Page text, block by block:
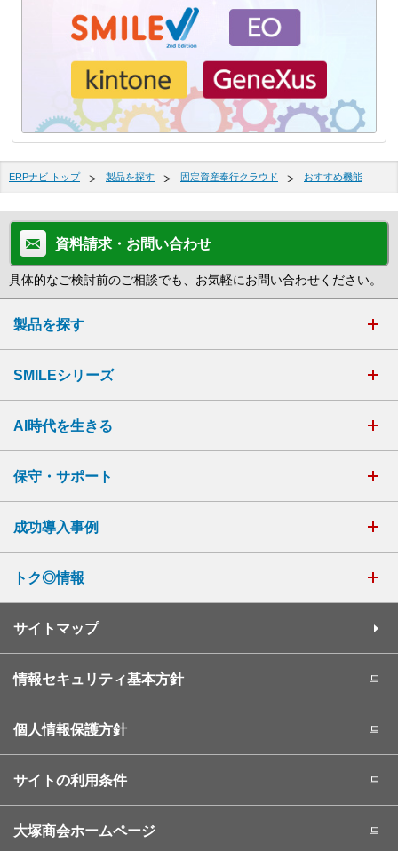
ERPナビ トップ 製品を探す 固定資産奉行クラウド おすすめ機能
資料請求・お問い合わせ
具体的なご検討前のご相談でも、お気軽にお問い合わせください。
製品を探す
SMILEシリーズ
AI時代を生きる
保守・サポート
成功導入事例
トク◎情報
サイトマップ
情報セキュリティ基本方針
個人情報保護方針
サイトの利用条件
大塚商会ホームページ